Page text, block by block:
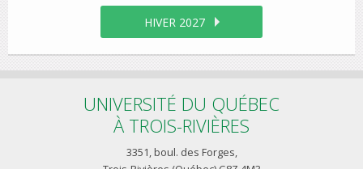
HIVER 2027
UNIVERSITÉ DU QUÉBEC
À TROIS-RIVIÈRES
3351, boul. des Forges,